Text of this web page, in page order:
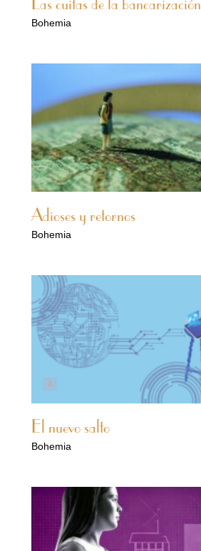
Las cuitas de la bancarización
Bohemia
Adioses y retornos
Bohemia
El nuevo salto
Bohemia